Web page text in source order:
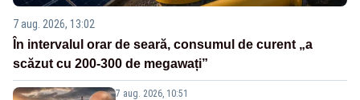
7 aug. 2026, 13:02
În intervalul orar de seară, consumul de curent „a
scăzut cu 200-300 de megawați”
7 aug. 2026, 10:51